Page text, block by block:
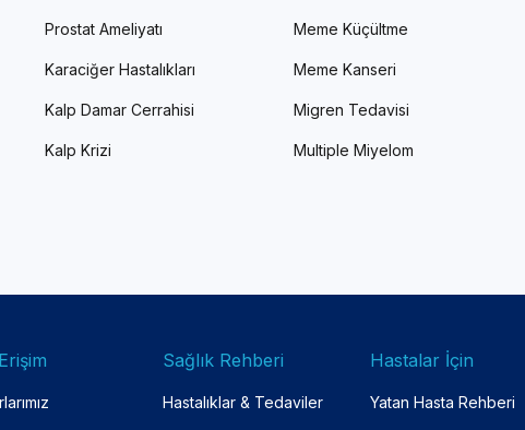
Prostat Ameliyatı
Karaciğer Hastalıkları
Kalp Damar Cerrahisi
Kalp Krizi
Meme Küçültme
Meme Kanseri
Migren Tedavisi
Multiple Miyelom
Sağlık Rehberi
Hastalıklar & Tedaviler
Hastalar İçin
Yatan Hasta Rehberi